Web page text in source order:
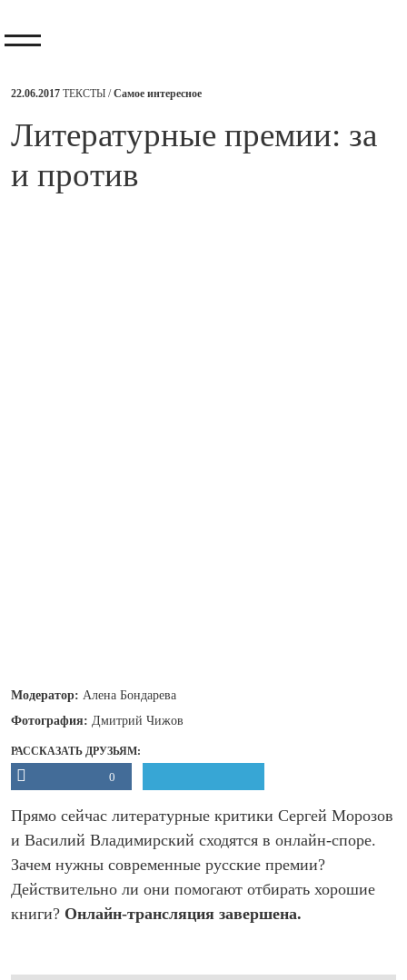
22.06.2017 ТЕКСТЫ /Самое интересное
Литературные премии: за
и против
Модератор: Алена Бондарева
Фотография: Дмитрий Чижов
РАССКАЗАТЬ ДРУЗЬЯМ:
0
Прямо сейчас литературные критики Сергей Морозов
и Василий Владимирский сходятся в онлайн-споре.
Зачем нужны современные русские премии?
Действительно ли они помогают отбирать хорошие
книги? Онлайн-трансляция завершена.